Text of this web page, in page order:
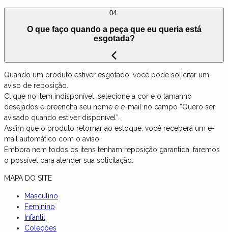
04.
O que faço quando a peça que eu queria está
esgotada?
Quando um produto estiver esgotado, você pode solicitar um
aviso de reposição.
Clique no item indisponível, selecione a cor e o tamanho
desejados e preencha seu nome e e-mail no campo “Quero ser
avisado quando estiver disponível”.
Assim que o produto retornar ao estoque, você receberá um e-
mail automático com o aviso.
Embora nem todos os itens tenham reposição garantida, faremos
o possível para atender sua solicitação.
MAPA DO SITE
Masculino
Feminino
Infantil
Coleções